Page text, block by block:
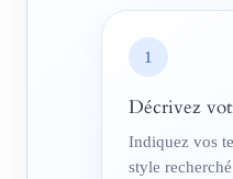
1
Décrivez
Indiquez vos
style